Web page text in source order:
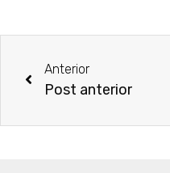
Anterior
Post anterior